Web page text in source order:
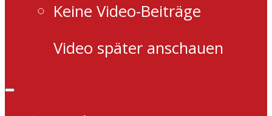
Keine Video-Beiträge
Video später anschauen